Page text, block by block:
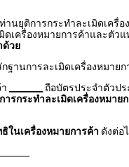
านยุติการกระทำละเมิดเครื่อ
ดเครื่องหมายการค้าและตัว
ด้วย
ฐานการละเมิดเครื่องหมายก
ถือบัตรประจำตัวป
การกระทำละเมิดเครื่องหมาย
ในเครื่องหมายการค้า ดังต่อ